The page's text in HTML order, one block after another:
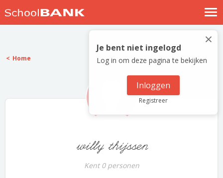
Nostalgische verhalen
Log in
Meld je gratis aan
×
Je bent niet ingelogd
Log in om deze pagina te bekijken
Inloggen
Registreer
Home
willy thijssen
Kent 0 personen